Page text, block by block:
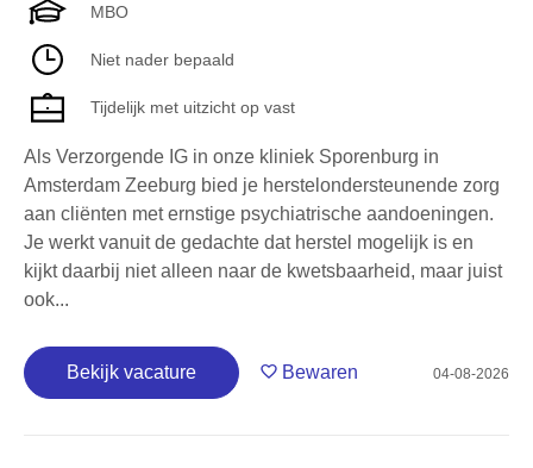
MBO
Niet nader bepaald
Tijdelijk met uitzicht op vast
Als Verzorgende IG in onze kliniek Sporenburg in
Amsterdam Zeeburg bied je herstelondersteunende zorg
aan cliënten met ernstige psychiatrische aandoeningen.
Je werkt vanuit de gedachte dat herstel mogelijk is en
kijkt daarbij niet alleen naar de kwetsbaarheid, maar juist
ook...
Bekijk vacature Bewaren 04-08-2026